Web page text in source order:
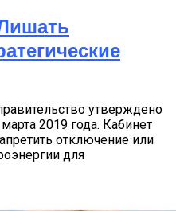
утверждено
2019 года. Кабинет
отключение или
для